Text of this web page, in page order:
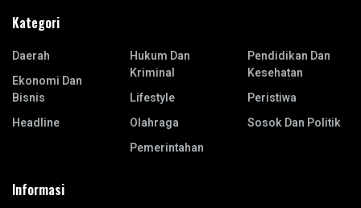
Kategori
Daerah
Ekonomi Dan
Bisnis
Headline
Hukum Dan
Kriminal
Lifestyle
Olahraga
Pemerintahan
Pendidikan Dan
Kesehatan
Peristiwa
Sosok Dan Politik
Informasi